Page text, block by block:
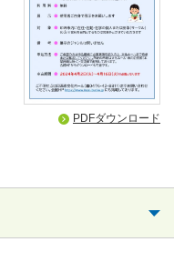
PDFダウンロード